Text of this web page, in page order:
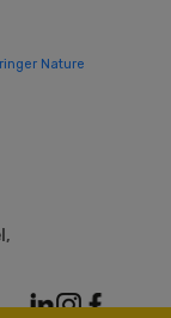
Nature